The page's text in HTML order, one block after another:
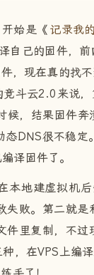
始是《 记录我
己的固件，
，现在真的找
斗云2.0来说
，结果固件
DNS很不稳
译固件了。
本地建虚拟机
失败。第二就
里复制，不
，在VPS上编